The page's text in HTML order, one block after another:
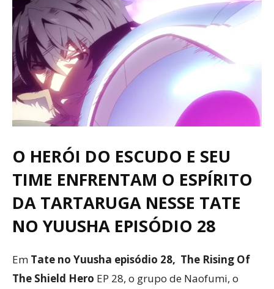
O HERÓI DO ESCUDO E SEU
TIME ENFRENTAM O ESPÍRITO
DA TARTARUGA NESSE TATE
NO YUUSHA EPISÓDIO 28
Em Tate no Yuusha episódio 28, The Rising Of
The Shield Hero EP 28, o grupo de Naofumi, o